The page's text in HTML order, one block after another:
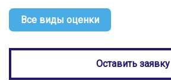
Все виды оценки
Оставить заявку